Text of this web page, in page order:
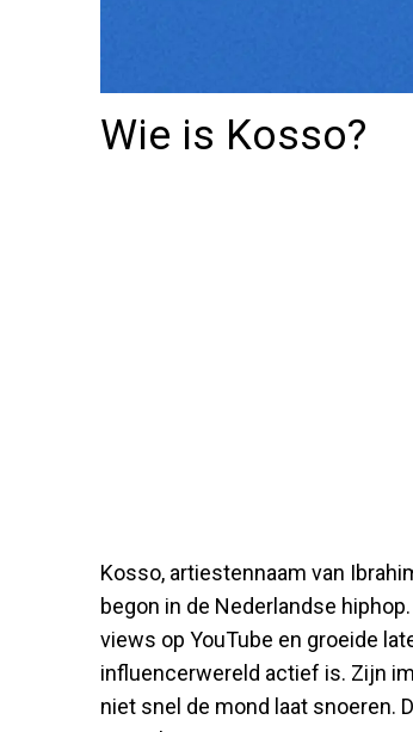
Wie is Kosso?
Kosso, artiestennaam van
begon in de Nederlandse
views op YouTube en groeide
influencerwereld actief is. Zijn
niet snel de mond laat snoeren.